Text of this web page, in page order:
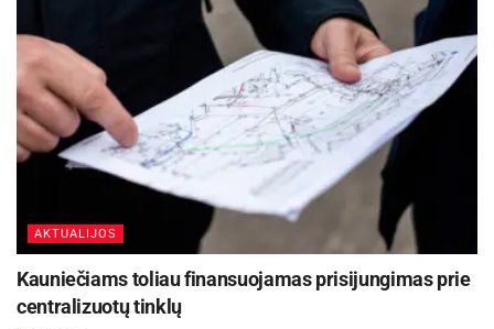
AKTUALIJOS
Kauniečiams toliau finansuojamas prisijungimas prie
centralizuotų tinklų